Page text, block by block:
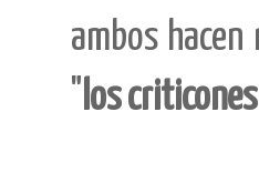
ambos
"los